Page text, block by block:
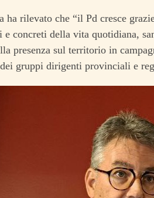
ha rilevato che “il Pd cresce
e concreti della vita quotidiana,
presenza sul territorio in
gruppi dirigenti provinciali e